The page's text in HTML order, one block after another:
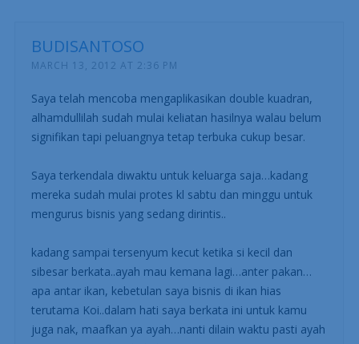
BUDISANTOSO
MARCH 13, 2012 AT 2:36 PM
Saya telah mencoba mengaplikasikan double kuadran,
alhamdullilah sudah mulai keliatan hasilnya walau belum
signifikan tapi peluangnya tetap terbuka cukup besar.
Saya terkendala diwaktu untuk keluarga saja…kadang
mereka sudah mulai protes kl sabtu dan minggu untuk
mengurus bisnis yang sedang dirintis..
kadang sampai tersenyum kecut ketika si kecil dan
sibesar berkata..ayah mau kemana lagi…anter pakan…
apa antar ikan, kebetulan saya bisnis di ikan hias
terutama Koi..dalam hati saya berkata ini untuk kamu
juga nak, maafkan ya ayah…nanti dilain waktu pasti ayah